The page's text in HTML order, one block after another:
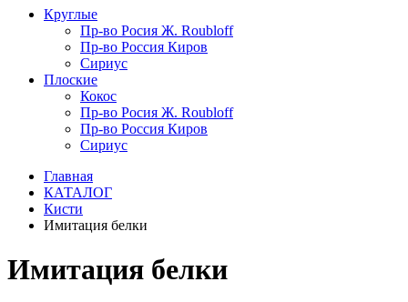
Круглые
Пр-во Росия Ж. Roubloff
Пр-во Россия Киров
Сириус
Плоские
Кокос
Пр-во Росия Ж. Roubloff
Пр-во Россия Киров
Сириус
Главная
КАТАЛОГ
Кисти
Имитация белки
Имитация белки